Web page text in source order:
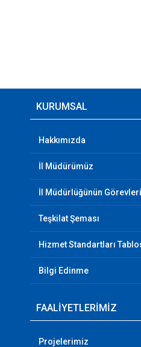
KURUMSAL
Hakkımızda
İl Müdürümüz
İl Müdürlüğünün Görevleri
Teşkilat Şeması
Hizmet Standartları
Bilgi Edinme
FAALİYETLERİMİZ
Projelerimiz